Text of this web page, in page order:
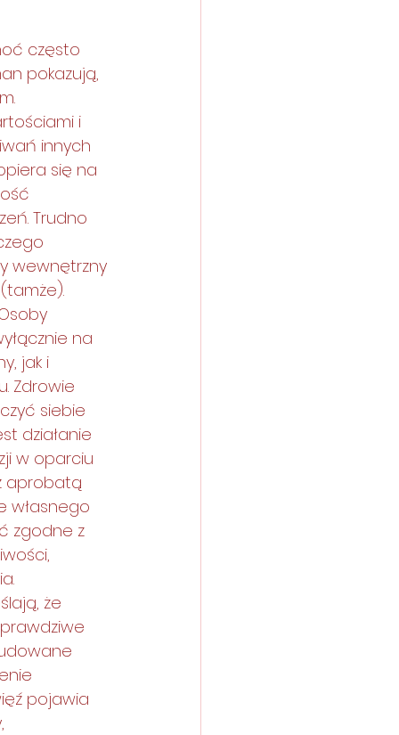
często
pokazują,
i
innych
się na
Trudno
wewnętrzny
na
jak i
Zdrowie
siebie
działanie
w oparciu
aprobatą
własnego
zgodne z
że
pojawia